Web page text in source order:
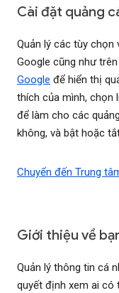
Cài đặt quảng
Quản lý các tùy chọn
Google cũng như
Google để hiển thị
thích của mình, chọn
để làm cho các
không, và bật hoặc
Chuyển đến Trung
Giới thiệu về
Quản lý thông tin cá
quyết định xem ai có